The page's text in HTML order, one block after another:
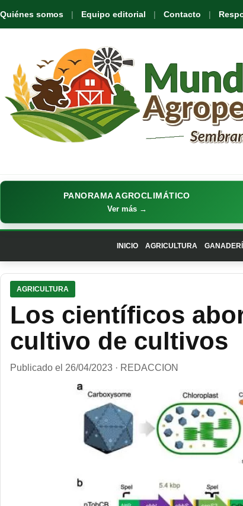
Quiénes somos Equipo editorial Contacto
PANORAMA AGROCLIMÁTICO
Ver más →
INICIO AGRICULTURA
AGRICULTURA
Los científicos
cultivo de cultivos
Publicado el 26/04/2023 · REDACCION